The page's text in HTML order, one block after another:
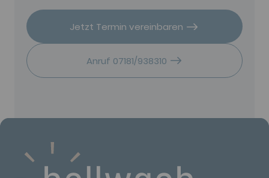
Jetzt Termin vereinbaren
Anruf 07181/938310